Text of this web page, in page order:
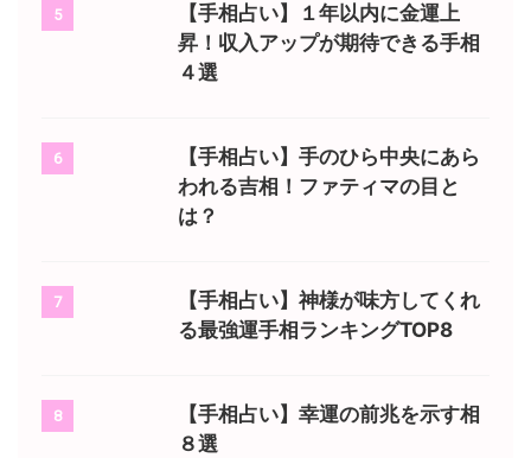
5
【手相占い】１年以内に金運上
昇！収入アップが期待できる手相
４選
6
【手相占い】手のひら中央にあら
われる吉相！ファティマの目と
は？
7
【手相占い】神様が味方してくれ
る最強運手相ランキングTOP8
8
【手相占い】幸運の前兆を示す相
８選